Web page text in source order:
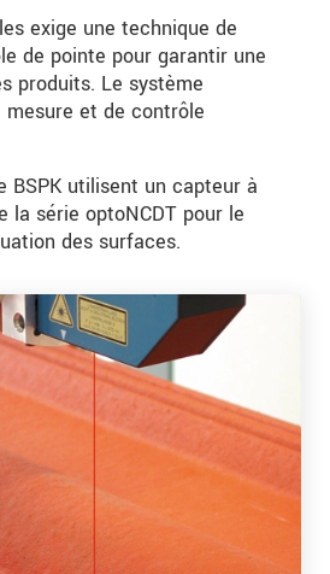
exige une technique de
de pointe pour garantir une
produits. Le système
et de contrôle
utilisent un capteur à
la série optoNCDT pour le
des surfaces.